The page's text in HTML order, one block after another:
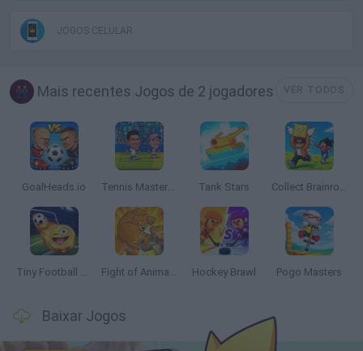
JOGOS CELULAR
Mais recentes Jogos de 2 jogadores
GoalHeads.io Tennis Masters 2026 Tank Stars Collect Brainrot Arena
Tiny Football Cup 2026 Fight of Animals Hockey Brawl Pogo Masters
Baixar Jogos